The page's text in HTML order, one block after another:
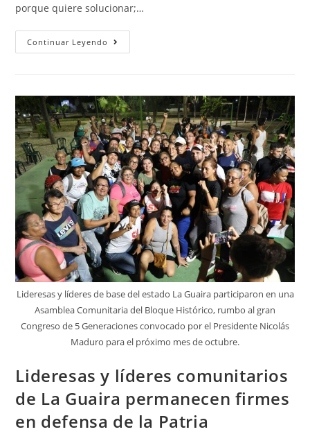
porque quiere solucionar;…
Continuar Leyendo
Lideresas y líderes de base del estado La Guaira participaron en una
Asamblea Comunitaria del Bloque Histórico, rumbo al gran
Congreso de 5 Generaciones convocado por el Presidente Nicolás
Maduro para el próximo mes de octubre.
Lideresas y líderes comunitarios
de La Guaira permanecen firmes
en defensa de la Patria